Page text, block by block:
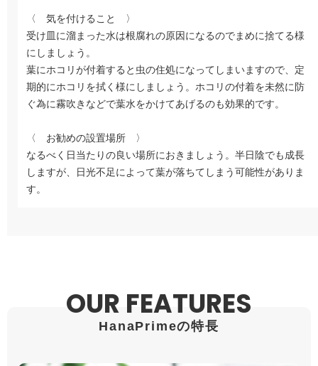
〈 気を付けること 〉
受け皿に溜まった水は根腐れの原因になるのでまめに捨てる様
にしましょう。
葉にホコリが付着すると虫の住処になってしまいますので、定
期的にホコリを拭く様にしましょう。ホコリの付着を未然に防
ぐ為に霧吹きなどで葉水をかけてあげるのも効果的です。
〈 お勧めの設置場所 〉
なるべく日当たりの良い場所におきましょう。半日陰でも成長
しますが、日光不足によって葉が落ちてしまう可能性がありま
す。
OUR FEATURES
HanaPrimeの特長